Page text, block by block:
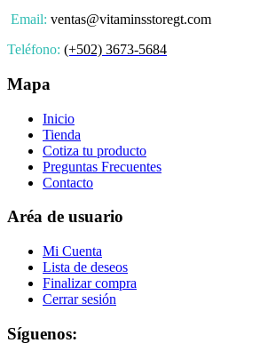
Email: ventas@vitaminsstoregt.com
Teléfono: (+502) 3673-5684
Mapa
Inicio
Tienda
Cotiza tu producto
Preguntas Frecuentes
Contacto
Aréa de usuario
Mi Cuenta
Lista de deseos
Finalizar compra
Cerrar sesión
Síguenos: